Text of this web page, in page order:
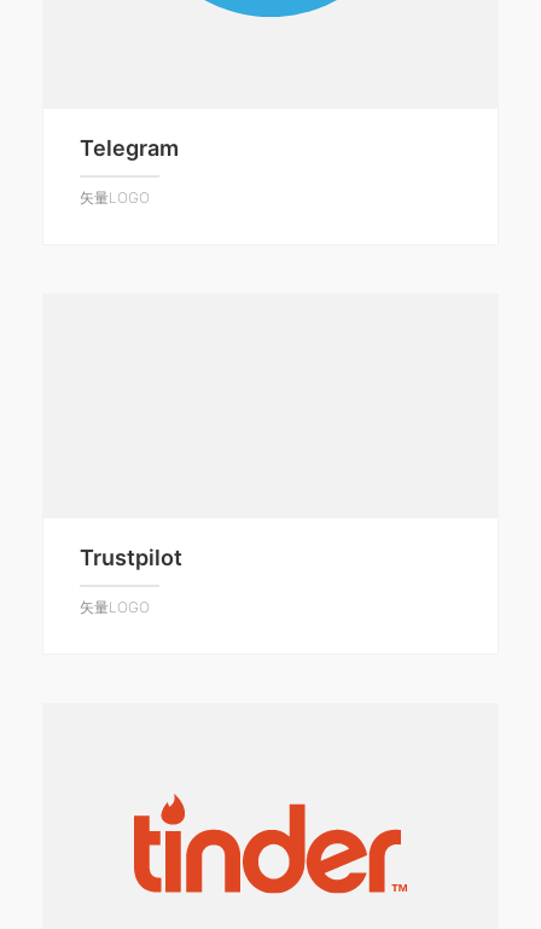
Telegram
矢量LOGO
Trustpilot
矢量LOGO